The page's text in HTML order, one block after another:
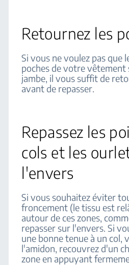
Retournez les
Si vous ne voulez pas que
poches de votre vêtement
jambe, il vous suffit de
avant de repasser.
Repassez les
cols et les
l'envers
Si vous souhaitez éviter
froncement (le tissu est
autour de ces zones,
repasser sur l'envers. Si
une bonne tenue à un col,
l'amidon, recouvrez d'un
zone en appuyant